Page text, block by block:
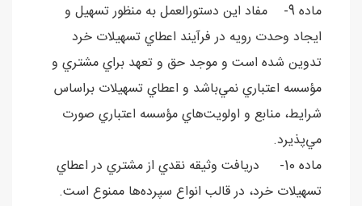
ماده 9- مفاد اين دستورالعمل به منظور تسهيل و
ايجاد وحدت رويه در فرآيند اعطاي تسهيلات خرد
تدوين شده است و موجد حق و تعهد براي مشتري و
مؤسسه اعتباري نمي‌باشد و اعطاي تسهيلات براساس
شرايط، منابع و اولويت‌هاي مؤسسه اعتباري صورت
مي‌پذيرد.
ماده 10- دريافت وثيقه نقدي از مشتري در اعطاي
تسهيلات خرد، در قالب انواع سپرده‌ها ممنوع است.